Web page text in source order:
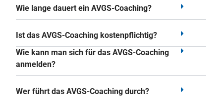
Wie lange dauert ein AVGS-Coaching?
Ist das AVGS-Coaching kostenpflichtig?
Wie kann man sich für das AVGS-Coaching
anmelden?
Wer führt das AVGS-Coaching durch?